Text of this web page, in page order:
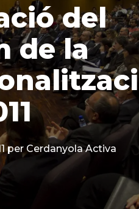
del
de la
per Cerdanyola Activa